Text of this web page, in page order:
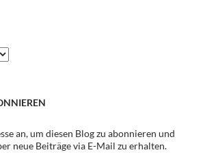
an, um diesen Blog zu abonnieren und
neue Beiträge via E-Mail zu erhalten.